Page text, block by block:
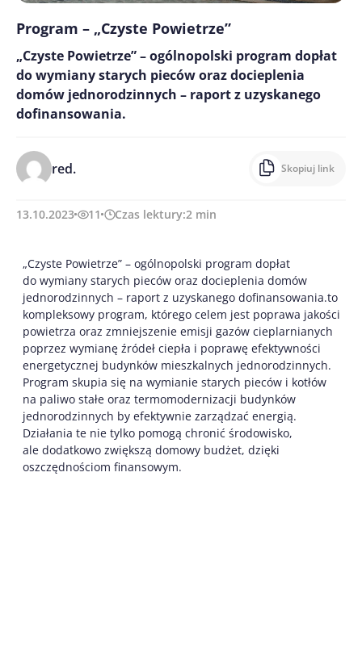
Program – „Czyste Powietrze”
„Czyste Powietrze” – ogólnopolski program dopłat
do wymiany starych pieców oraz docieplenia
domów jednorodzinnych – raport z uzyskanego
dofinansowania.
red. Skopiuj link
13.10.2023 11 Czas lektury:2 min
„Czyste Powietrze” – ogólnopolski program dopłat
do wymiany starych pieców oraz docieplenia domów
jednorodzinnych – raport z uzyskanego dofinansowania.to
kompleksowy program, którego celem jest poprawa jakości
powietrza oraz zmniejszenie emisji gazów cieplarnianych
poprzez wymianę źródeł ciepła i poprawę efektywności
energetycznej budynków mieszkalnych jednorodzinnych.
Program skupia się na wymianie starych pieców i kotłów
na paliwo stałe oraz termomodernizacji budynków
jednorodzinnych by efektywnie zarządzać energią.
Działania te nie tylko pomogą chronić środowisko,
ale dodatkowo zwiększą domowy budżet, dzięki
oszczędnościom finansowym.